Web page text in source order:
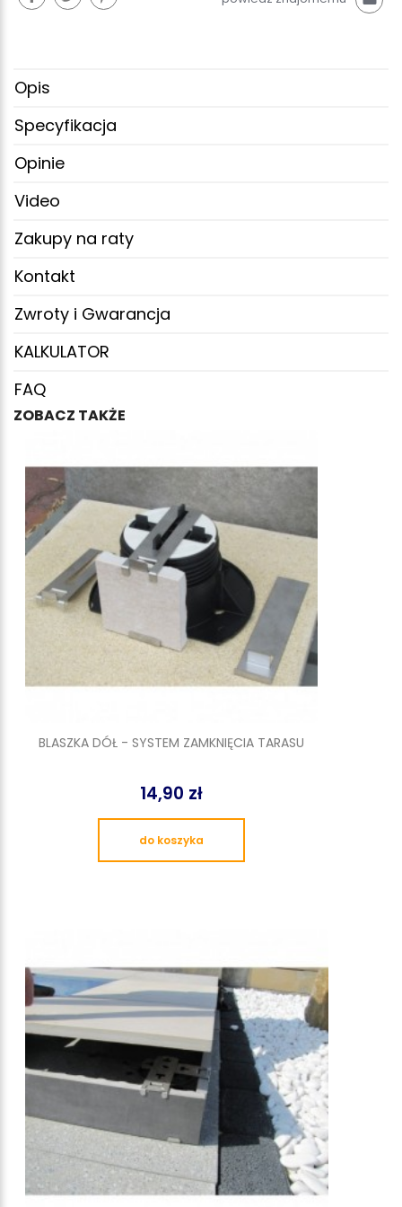
Opis
Specyfikacja
Opinie
Video
Zakupy na raty
Kontakt
Zwroty i Gwarancja
KALKULATOR
FAQ
ZOBACZ TAKŻE
BLASZKA DÓŁ - SYSTEM ZAMKNIĘCIA TARASU
14,90 zł
do koszyka